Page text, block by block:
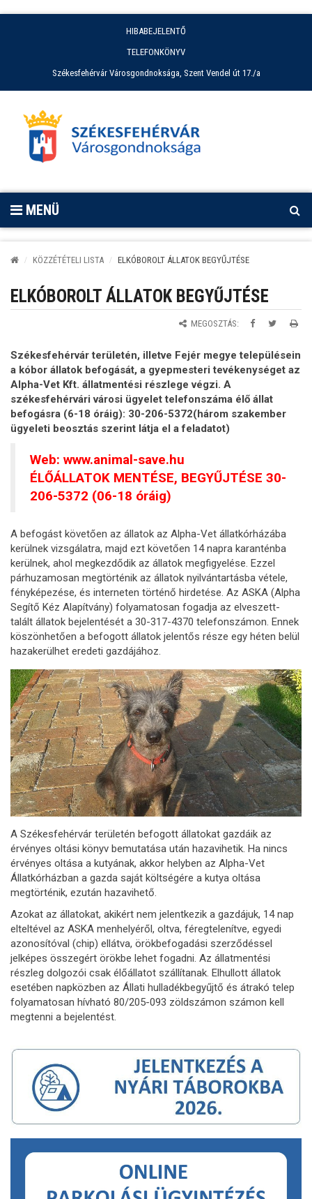
HIBABEJELENTŐ
TELEFONKÖNYV
Székesfehérvár Városgondnoksága, Szent Vendel út 17./a
MENÜ
KÖZZÉTÉTELI LISTA ELKÓBOROLT ÁLLATOK BEGYŰJTÉSE
ELKÓBOROLT ÁLLATOK BEGYŰJTÉSE
MEGOSZTÁS:
Székesfehérvár területén, illetve Fejér megye településein
a kóbor állatok befogását, a gyepmesteri tevékenységet az
Alpha-Vet Kft. állatmentési részlege végzi. A
székesfehérvári városi ügyelet telefonszáma élő állat
befogásra (6-18 óráig): 30-206-5372(három szakember
ügyeleti beosztás szerint látja el a feladatot)
Web: www.animal-save.hu
ÉLŐÁLLATOK MENTÉSE, BEGYŰJTÉSE 30-
206-5372 (06-18 óráig)
A befogást követően az állatok az Alpha-Vet állatkórházába
kerülnek vizsgálatra, majd ezt követően 14 napra karanténba
kerülnek, ahol megkezdődik az állatok megfigyelése. Ezzel
párhuzamosan megtörténik az állatok nyilvántartásba vétele,
fényképezése, és interneten történő hirdetése. Az ASKA (Alpha
Segítő Kéz Alapítvány) folyamatosan fogadja az elveszett-
talált állatok bejelentését a 30-317-4370 telefonszámon. Ennek
köszönhetően a befogott állatok jelentős része egy héten belül
hazakerülhet eredeti gazdájához.
A Székesfehérvár területén befogott állatokat gazdáik az
érvényes oltási könyv bemutatása után hazavihetik. Ha nincs
érvényes oltása a kutyának, akkor helyben az Alpha-Vet
Állatkórházban a gazda saját költségére a kutya oltása
megtörténik, ezután hazavihető.
Azokat az állatokat, akikért nem jelentkezik a gazdájuk, 14 nap
elteltével az ASKA menhelyéről, oltva, féregtelenítve, egyedi
azonosítóval (chip) ellátva, örökbefogadási szerződéssel
jelképes összegért örökbe lehet fogadni. Az állatmentési
részleg dolgozói csak élőállatot szállítanak. Elhullott állatok
esetében napközben az Állati hulladékbegyűjtő és átrakó telep
folyamatosan hívható 80/205-093 zöldszámon számon kell
megtenni a bejelentést.